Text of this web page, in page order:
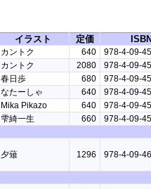
イラスト 定価 ISBN
カントク 640
978-4-09-
カントク 2080
978-4-09-
春日歩 680
978-4-09-
なたーしゃ 640
978-4-09-
Mika Pikazo 640
978-4-09-
雫綺一生 660 978-4-09-
夕薙 1296 978-4-09-